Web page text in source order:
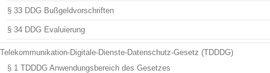
§ 33 DDG Bußgeldvorschriften
§ 34 DDG Evaluierung
Telekommunikation-Digitale-Dienste-Datenschutz-Gesetz (TDDDG)
§ 1 TDDDG Anwendungsbereich des Gesetzes